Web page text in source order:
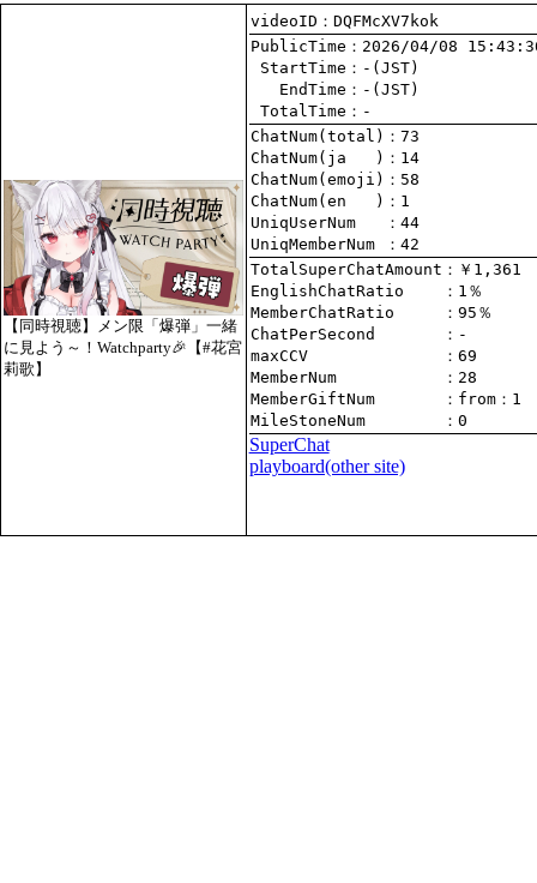
【同時視聴】メン限「爆弾」一緒
に見よう～！Watchparty🎉【#花宮
莉歌】
videoID：DQFMcXV7kok
PublicTime
StartTime
   EndTime
TotalTime ：-
ChatNum(total)
ChatNum(ja   )
ChatNum(emoji)
ChatNum(en   )
UniqUserNum
：44
UniqMemberNum
：42
TotalSuperChatAmount
EnglishChatRatio
MemberChatRatio
ChatPerSecond
maxCCV
：69
MemberNum
：28
MemberGiftNum
： from ：1
MileStoneNum
：0
SuperChat
playboard(other site)